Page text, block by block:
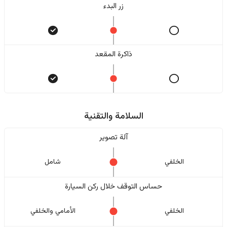
زر البدء
ذاكرة المقعد
السلامة والتقنية
آلة تصوير
الخلفي شامل
حساس التوقف خلال ركن السيارة
الخلفي الأمامي والخلفي